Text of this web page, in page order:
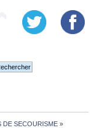
DE SECOURISME»